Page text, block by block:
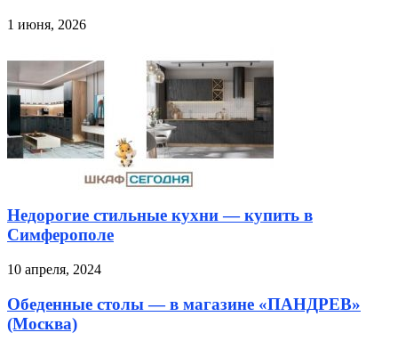
1 июня, 2026
Недорогие стильные кухни — купить в
Симферополе
10 апреля, 2024
Обеденные столы — в магазине «ПАНДРЕВ»
(Москва)